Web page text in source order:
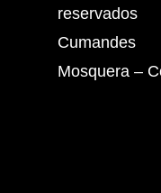
reservados
Cumandes
Mosquera –